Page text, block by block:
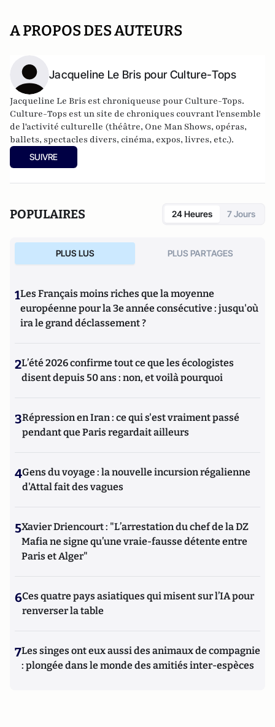
A PROPOS DES AUTEURS
Jacqueline Le Bris pour Culture-Tops
Jacqueline Le Bris est chroniqueuse pour Culture-Tops.
Culture-Tops est un site de chroniques couvrant l'ensemble
de l'activité culturelle (théâtre, One Man Shows, opéras,
ballets, spectacles divers, cinéma, expos, livres, etc.).
SUIVRE
POPULAIRES 24 Heures 7 Jours
PLUS LUS PLUS PARTAGES
1Les Français moins riches que la moyenne
européenne pour la 3e année consécutive : jusqu'où
ira le grand déclassement ?
2L’été 2026 confirme tout ce que les écologistes
disent depuis 50 ans : non, et voilà pourquoi
3Répression en Iran : ce qui s'est vraiment passé
pendant que Paris regardait ailleurs
4Gens du voyage : la nouvelle incursion régalienne
d'Attal fait des vagues
5Xavier Driencourt : "L’arrestation du chef de la DZ
Mafia ne signe qu’une vraie-fausse détente entre
Paris et Alger"
6Ces quatre pays asiatiques qui misent sur l’IA pour
renverser la table
7Les singes ont eux aussi des animaux de compagnie
: plongée dans le monde des amitiés inter-espèces